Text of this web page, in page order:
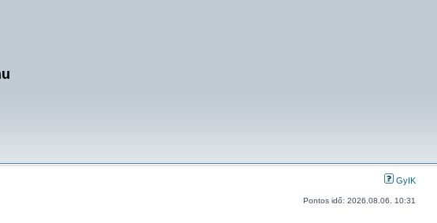
GyIK
Pontos idő: 2026.08.06. 10:31